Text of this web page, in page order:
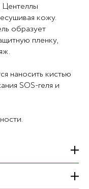
Центеллы
кожу.
образует
пленку,
наносить кистью
SOS-геля и
на